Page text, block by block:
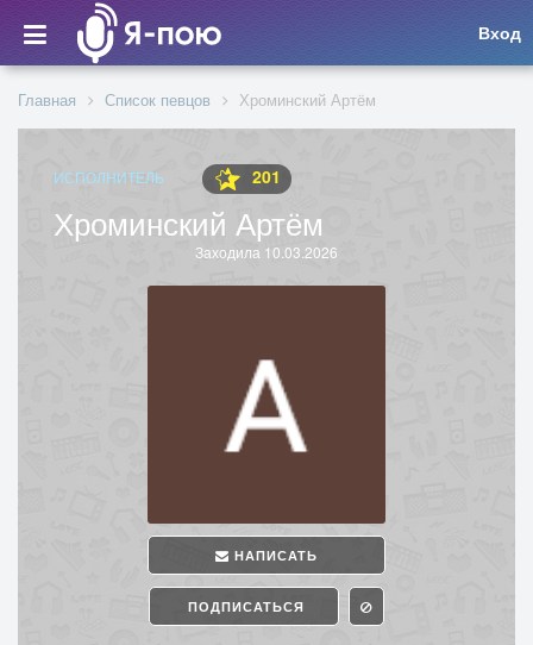
Вход
Главная Список певцов Хроминский Артём
ИСПОЛНИТЕЛЬ 201
Хроминский Артём
Заходила 10.03.2026
НАПИСАТЬ
ПОДПИСАТЬСЯ